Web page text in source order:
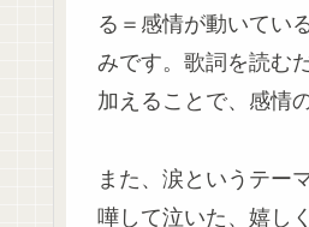
る＝感情が動いてい
みです。歌詞を読む
加えることで、感情
また、涙というテー
嘩して泣いた、嬉し